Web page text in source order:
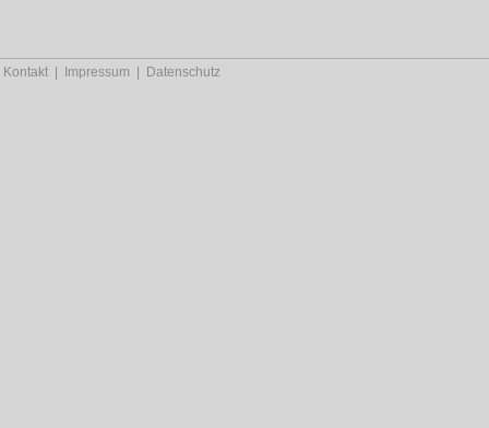
Kontakt Impressum Datenschutz